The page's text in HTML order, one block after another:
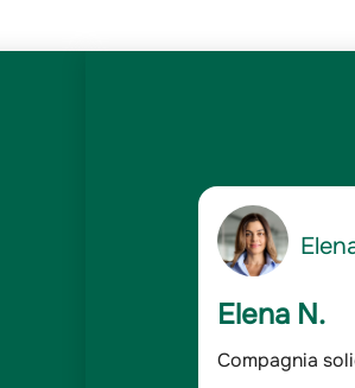
Giancarlo D.
Assicurato da